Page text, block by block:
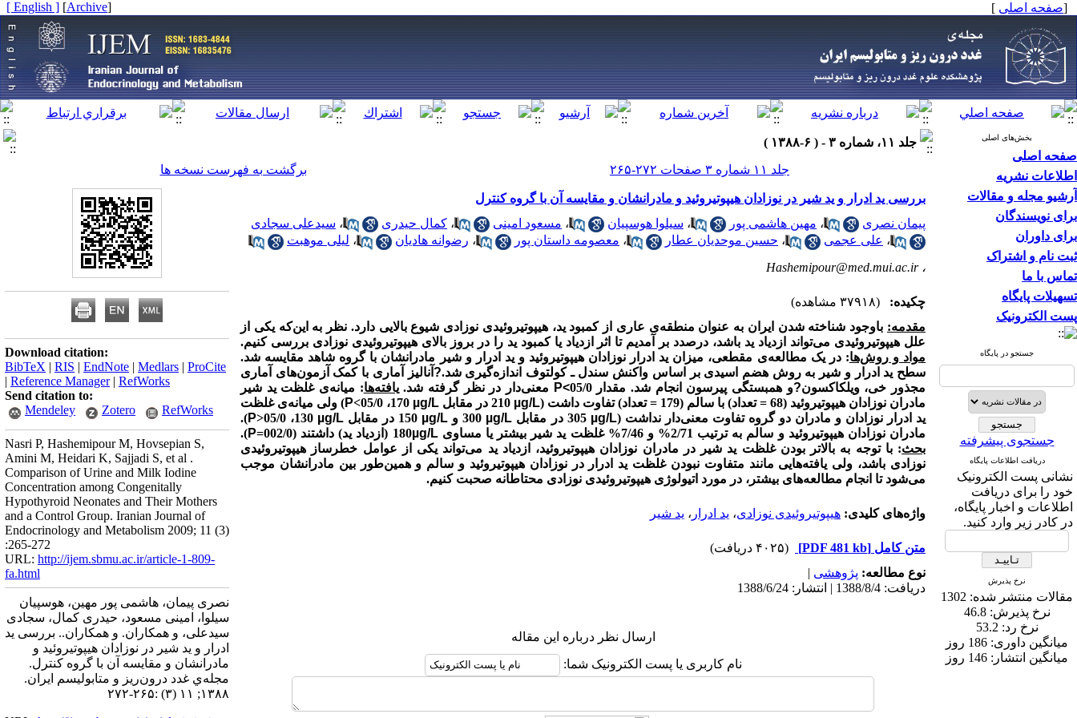
[صفحه اصلی ]
[
Archive
]
[ English ]
بخش‌های اصلی
صفحه اصلی
اطلاعات نشریه
آرشیو مجله و مقالات
برای نویسندگان
برای داوران
ثبت نام و اشتراک
تماس با ما
تسهیلات پایگاه
پست الکترونیک
جستجو در پایگاه
جستجوی پیشرفته
دریافت اطلاعات پایگاه
نشانی پست الکترونیک
خود را برای دریافت
اطلاعات و اخبار پایگاه،
در کادر زیر وارد کنید.
نرخ پذیرش
مقالات منتشر شده: 1302
نرخ پذیرش:46.8
نرخ رد: 53.2
میانگین داوری: 186 روز
میانگین انتشار: 146 روز
جلد ۱۱، شماره ۳ - ( ۶-۱۳۸۸ )
جلد ۱۱ شماره ۳ صفحات ۲۷۲-۲۶۵
برگشت به فهرست نسخه ها
بررسی ید ادرار و ید شیر در نوزادان هیپوتیروئید و مادرانشان و مقایسه آن با گروه کنترل
پیمان نصری
، مهین هاشمی پور ، سیلوا هوسپیان ، مسعود امینی ، کمال حیدری ، سیدعلی سجادی
، علی عجمی ، حسین موحدیان عطار ، معصومه داستان پور ، رضوانه هادیان ، لیلی موهبت
،Hashemipour@med.mui.ac.ir
چکیده:
(۳۷۹۱۸ مشاهده)
مقدمه: باوجود شناخته شدن ایران به عنوان منطقه‌ی عاری از کمبود ید، هیپوتیروئیدی نوزادی شیوع بالایی دارد. نظر به این‌که یکی از
علل هیپوتیروئیدی می‌تواند ازدیاد ید باشد، درصدد بر آمدیم تا اثر ازدیاد یا کمبود ید را در بروز بالای هیپوتیروئیدی نوزادی بررسی کنیم.
مواد و روش‌ها: در یک مطالعه‌ی مقطعی، میزان ید ادرار نوزادان هیپوتیروئید و ید ادرار و شیر مادرانشان با گروه شاهد مقایسه شد.
سطح ید ادرار و شیر به روش هضم اسیدی بر اساس واکنش سندل ـ کولتوف اندازه‌گیری شد.? آنالیز آماری با کمک آزمون‌های آماری
مجذور خی، ویلکاکسون?و همبستگی پیرسون انجام شد. مقدار 05/0 P< معنی‌دار در نظر گرفته شد.یافته‌ها: میانه‌ی غلظت ید شیر
مادران نوزادان هیپوتیروئید (68 = تعداد) با سالم (179 = تعداد) تفاوت داشت (
µg/L
µg/L
>
P) ولی میانه‌ی غلظت
ید ادرار نوزادان و مادران دو گروه تفاوت معنی‌دار نداشت (µg/L 305 در مقابل µg/L 300 و µg/L
µg/L 130، 05/0 <
P
).
مادران نوزادان هیپوتیروئید و سالم به ترتیب 2/71% و 7/46% غلظت ید شیر بیشتر یا مساوی
µg/L180 (ازدیاد ید) داشتند (002/0= P
).
بحث: با توجه به بالاتر بودن غلظت ید شیر در مادران نوزادان هیپوتیروئید، ازدیاد ید می‌تواند یکی از عوامل خطرساز هیپوتیروئیدی
نوزادی باشد، ولی یافته‌هایی مانند متفاوت نبودن غلظت ید ادرار در نوزادان هیپوتیروئید و سالم و همین‌طور بین مادرانشان موجب
می‌شود تا انجام مطالعه‌های بیشتر، در مورد اتیولوژی هیپوتیروئیدی نوزادی محتاطانه صحبت کنیم.
واژه‌های کلیدی: هیپوتیروئیدی نوزادی، ید ادرار ، ید شیر
متن کامل [PDF 481 kb]
(۴۰۲۵ دریافت)
نوع مطالعه: پژوهشی |
دریافت: 1388/8/4 | انتشار: 1388/6/24
ارسال نظر درباره این مقاله
نام کاربری یا پست الکترونیک شما:
Download citation:
BibTeX | RIS | EndNote | Medlars | ProCite
| Reference Manager| RefWorks
Send citation to:
Mendeley
Zotero RefWorks
Nasri P, Hashemipour M, Hovsepian S,
Amini M, Heidari K, Sajjadi S, et al .
Comparison of Urine and Milk Iodine
Concentration among Congenitally
Hypothyroid Neonates and Their Mothers
and a Control Group. Iranian Journal of
Endocrinology and Metabolism 2009; 11 (3)
:265-272
URL: http://ijem.sbmu.ac.ir/article-1-809-
fa.html
نصری پیمان، هاشمی پور مهین، هوسپیان
سیلوا، امینی مسعود، حیدری کمال، سجادی
سیدعلی، و همکاران. و همکاران.. بررسی ید
ادرار و ید شیر در نوزادان هیپوتیروئید و
مادرانشان و مقایسه آن با گروه کنترل.
مجله‌ي غدد درون‌ريز و متابوليسم ايران.
۱۳۸۸; ۱۱ (۳) :۲۶۵-۲۷۲